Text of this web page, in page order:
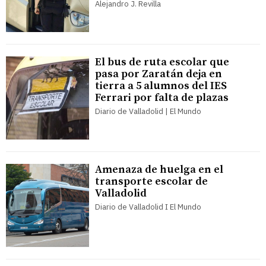
Alejandro J. Revilla
El bus de ruta escolar que
pasa por Zaratán deja en
tierra a 5 alumnos del IES
Ferrari por falta de plazas
Diario de Valladolid | El Mundo
Amenaza de huelga en el
transporte escolar de
Valladolid
Diario de Valladolid I El Mundo